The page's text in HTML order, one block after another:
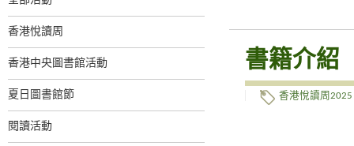
香港悅讀周
香港中央圖書館活動
夏日圖書館節
閱讀活動
書籍介紹
香港悅讀周2025